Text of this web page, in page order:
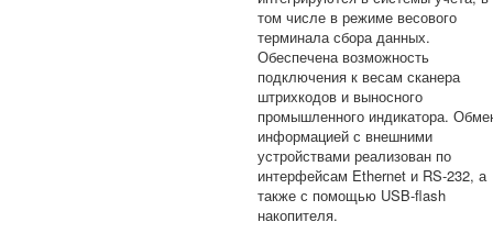
том числе в режиме весового
терминала сбора данных.
Обеспечена возможность
подключения к весам сканера
штрихкодов и выносного
промышленного индикатора.
информацией с внешними
устройствами реализован по
интерфейсам Ethernet и RS-232, а
также с помощью USB-flash
накопителя.